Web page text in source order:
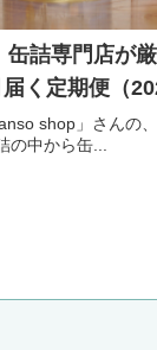
缶詰専門店が
く定期便（
shop」さんの
中から缶...